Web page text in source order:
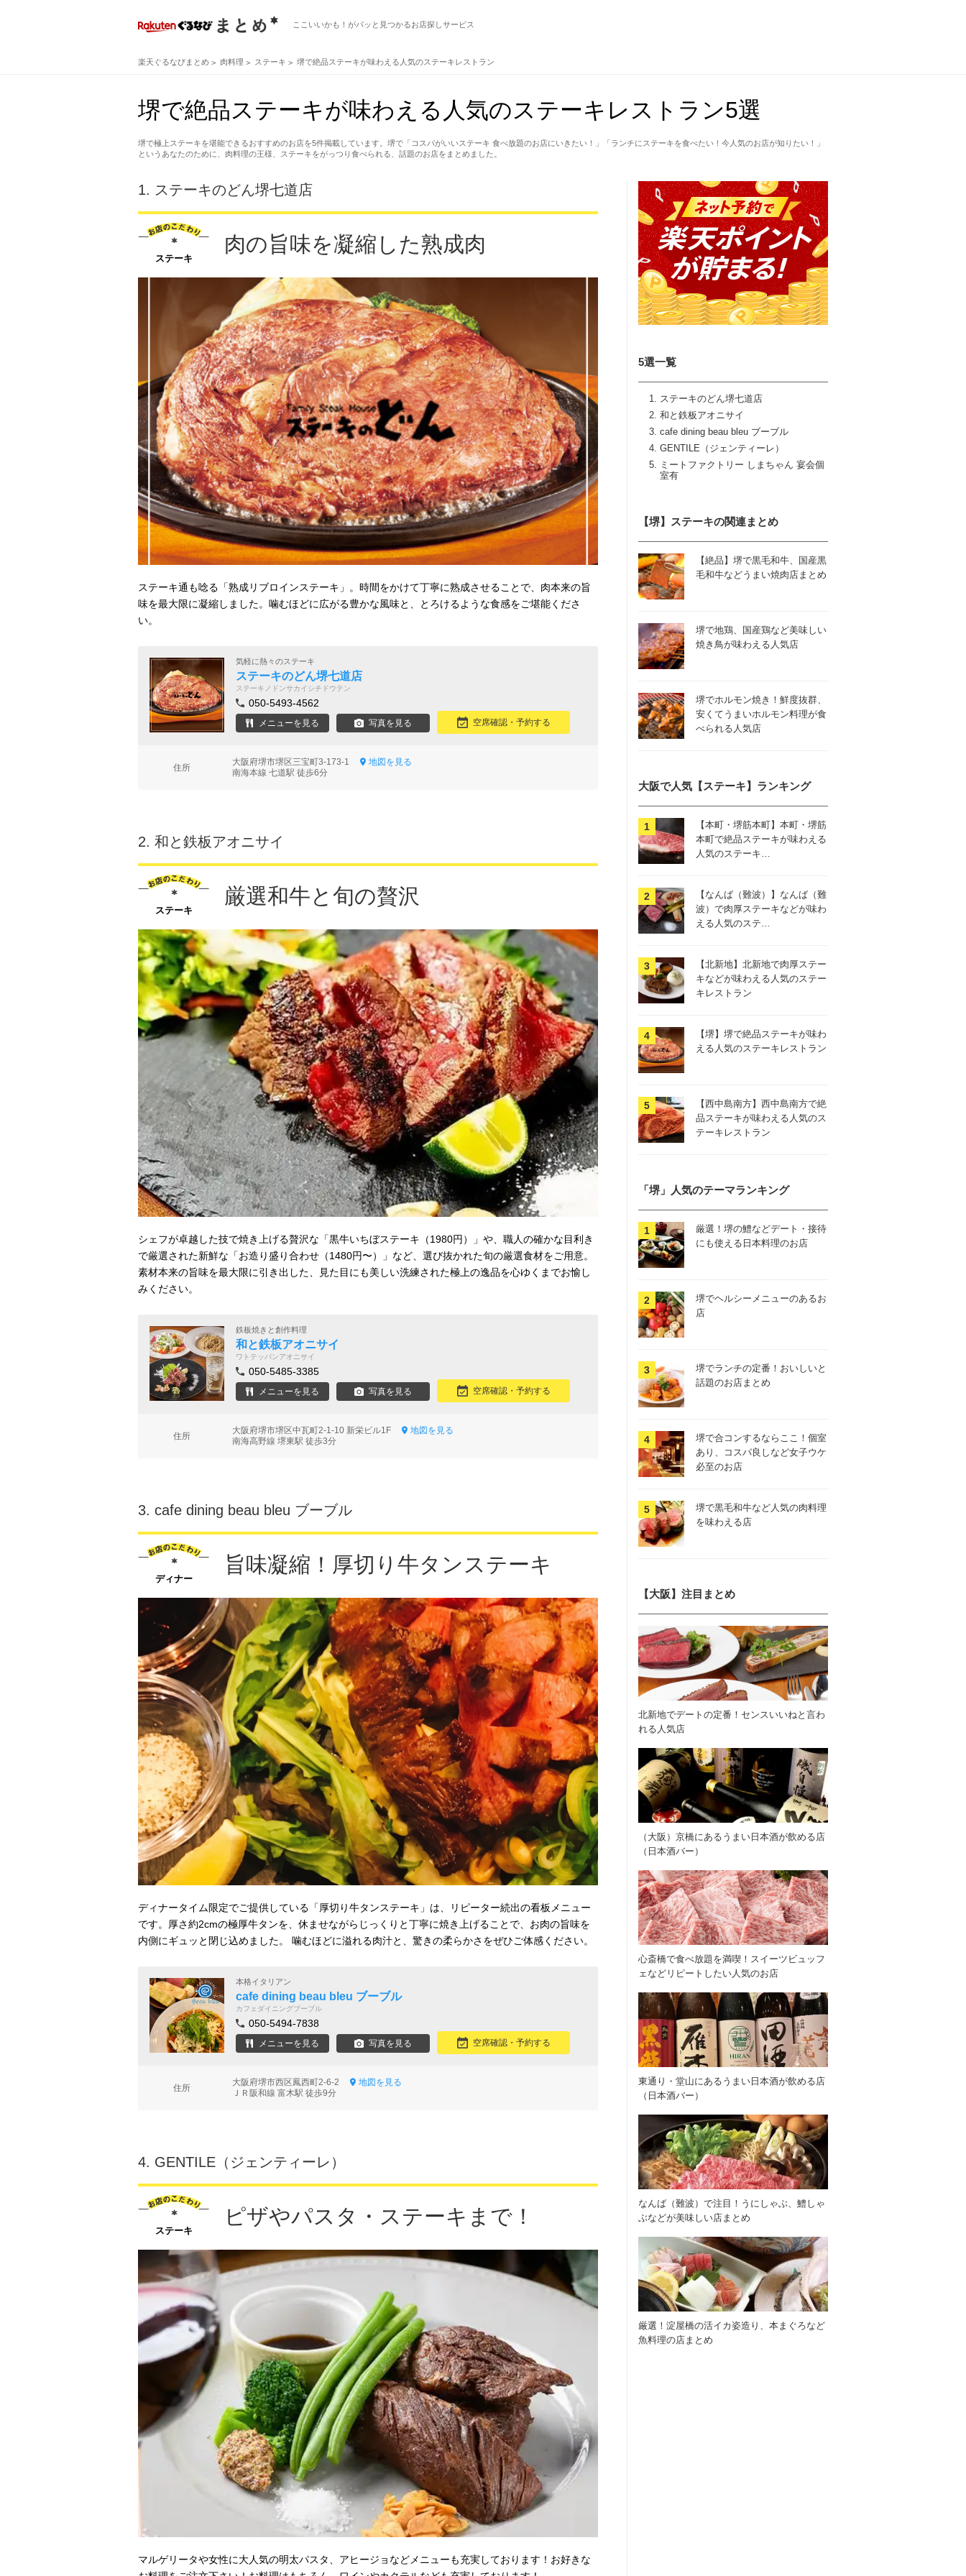
ここいいかも！がパッと見つかるお店探しサービス
楽天ぐるなびまとめ 肉料理 ステーキ 堺で絶品ステーキが味わえる人気のステーキレストラン
堺で絶品ステーキが味わえる人気のステーキレストラン5選
堺で極上ステーキを堪能できるおすすめのお店を5件掲載しています。堺で「コスパがいいステーキ 食べ放題のお店にいきたい！」「ランチにステーキを食べたい！今人気のお店が知りたい！」
というあなたのために、肉料理の王様、ステーキをがっつり食べられる、話題のお店をまとめました。
5選一覧
ステーキのどん堺七道店
和と鉄板アオニサイ
cafe dining beau bleu ブーブル
GENTILE（ジェンティーレ）
ミートファクトリー しまちゃん 宴会個
室有
1. ステーキのどん堺七道店
ステーキ
肉の旨味を凝縮した熟成肉
ステーキ通も唸る「熟成リブロインステーキ」。時間をかけて丁寧に熟成させることで、肉本来の旨
味を最大限に凝縮しました。噛むほどに広がる豊かな風味と、とろけるような食感をご堪能くださ
い。
気軽に熱々のステーキ
ステーキのどん堺七道店
ステーキノドンサカイシチドウテン
050-5493-4562
メニューを見る 写真を見る 空席確認・予約する
住所
大阪府堺市堺区三宝町3-173-1
地図を見る
南海本線 七道駅 徒歩6分
2. 和と鉄板アオニサイ
ステーキ
厳選和牛と旬の贅沢
シェフが卓越した技で焼き上げる贅沢な「黒牛いちぼステーキ（1980円）」や、職人の確かな目利き
で厳選された新鮮な「お造り盛り合わせ（1480円〜）」など、選び抜かれた旬の厳選食材をご用意。
素材本来の旨味を最大限に引き出した、見た目にも美しい洗練された極上の逸品を心ゆくまでお愉し
みください。
鉄板焼きと創作料理
和と鉄板アオニサイ
ワトテッパンアオニサイ
050-5485-3385
メニューを見る 写真を見る 空席確認・予約する
住所
大阪府堺市堺区中瓦町2-1-10 新栄ビル1F
地図を見る
南海高野線 堺東駅 徒歩3分
3. cafe dining beau bleu ブーブル
ディナー
旨味凝縮！厚切り牛タンステーキ
ディナータイム限定でご提供している「厚切り牛タンステーキ」は、リピーター続出の看板メニュー
です。厚さ約2cmの極厚牛タンを、休ませながらじっくりと丁寧に焼き上げることで、お肉の旨味を
内側にギュッと閉じ込めました。 噛むほどに溢れる肉汁と、驚きの柔らかさをぜひご体感ください。
本格イタリアン
cafe dining beau bleu ブーブル
カフェダイニングブーブル
050-5494-7838
メニューを見る 写真を見る 空席確認・予約する
住所
大阪府堺市西区鳳西町2-6-2
地図を見る
ＪＲ阪和線 富木駅 徒歩9分
4. GENTILE（ジェンティーレ）
ステーキ
ピザやパスタ・ステーキまで！
マルゲリータや女性に大人気の明太パスタ、アヒージョなどメニューも充実しております！お好きな
【堺】ステーキの関連まとめ
【絶品】堺で黒毛和牛、国産黒
毛和牛などうまい焼肉店まとめ
堺で地鶏、国産鶏など美味しい
焼き鳥が味わえる人気店
堺でホルモン焼き！鮮度抜群、
安くてうまいホルモン料理が食
べられる人気店
大阪で人気【ステーキ】ランキング
【本町・堺筋本町】本町・堺筋
本町で絶品ステーキが味わえる
人気のステーキ…
【なんば（難波）】なんば（難
波）で肉厚ステーキなどが味わ
える人気のステ…
【北新地】北新地で肉厚ステー
キなどが味わえる人気のステー
キレストラン
【堺】堺で絶品ステーキが味わ
える人気のステーキレストラン
【西中島南方】西中島南方で絶
品ステーキが味わえる人気のス
テーキレストラン
「堺」人気のテーマランキング
厳選！堺の鱧などデート・接待
にも使える日本料理のお店
堺でヘルシーメニューのあるお
店
堺でランチの定番！おいしいと
話題のお店まとめ
堺で合コンするならここ！個室
あり、コスパ良しなど女子ウケ
必至のお店
堺で黒毛和牛など人気の肉料理
を味わえる店
【大阪】注目まとめ
北新地でデートの定番！センスいいねと言わ
れる人気店
（大阪）京橋にあるうまい日本酒が飲める店
（日本酒バー）
心斎橋で食べ放題を満喫！スイーツビュッフ
ェなどリピートしたい人気のお店
東通り・堂山にあるうまい日本酒が飲める店
（日本酒バー）
なんば（難波）で注目！うにしゃぶ、鱧しゃ
ぶなどが美味しい店まとめ
厳選！淀屋橋の活イカ姿造り、本まぐろなど
魚料理の店まとめ